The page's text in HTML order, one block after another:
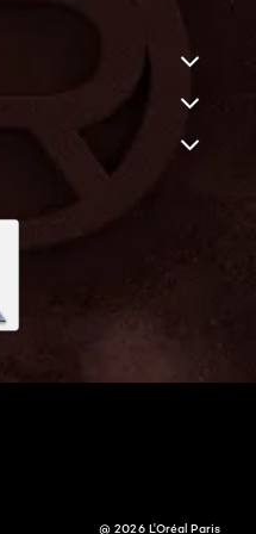
@ 2026 L'Oréal Paris